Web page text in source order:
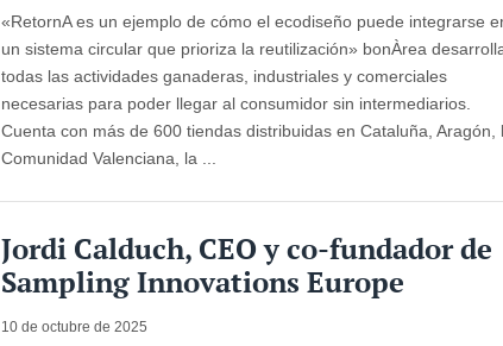
«RetornA es un ejemplo de cómo el ecodiseño puede integrarse
un sistema circular que prioriza la reutilización» bonÀrea
todas las actividades ganaderas, industriales y comerciales
necesarias para poder llegar al consumidor sin intermediarios.
Cuenta con más de 600 tiendas distribuidas en Cataluña, Aragón,
Comunidad Valenciana, la ...
Jordi Calduch, CEO y co-fundador de
Sampling Innovations Europe
10 de octubre de 2025